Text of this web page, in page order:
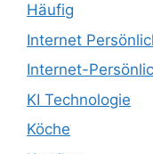
Häufig
Internet
Internet-
KI Technologie
Köche